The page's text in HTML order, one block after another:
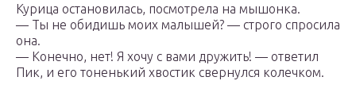
Курица остановилась, посмотрела на мышонка.
— Ты не обидишь моих малышей? — строго спросила
она.
— Конечно, нет! Я хочу с вами дружить! — ответил
Пик, и его тоненький хвостик свернулся колечком.